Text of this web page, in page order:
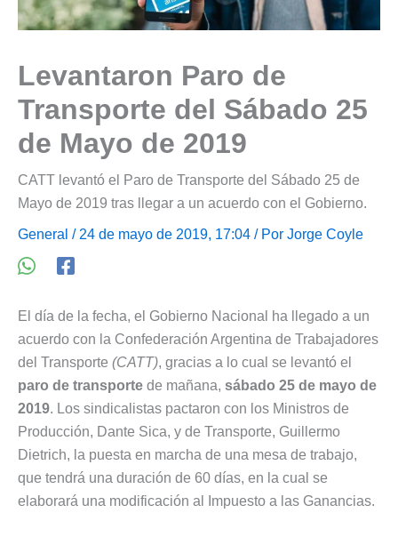
Levantaron Paro de
Transporte del Sábado 25
de Mayo de 2019
CATT levantó el Paro de Transporte del Sábado 25 de
Mayo de 2019 tras llegar a un acuerdo con el Gobierno.
General / 24 de mayo de 2019, 17:04 / Por Jorge Coyle
El día de la fecha, el Gobierno Nacional ha llegado a un
acuerdo con la Confederación Argentina de Trabajadores
del Transporte (CATT), gracias a lo cual se levantó el
paro de transporte de mañana, sábado 25 de mayo de
2019. Los sindicalistas pactaron con los Ministros de
Producción, Dante Sica, y de Transporte, Guillermo
Dietrich, la puesta en marcha de una mesa de trabajo,
que tendrá una duración de 60 días, en la cual se
elaborará una modificación al Impuesto a las Ganancias.